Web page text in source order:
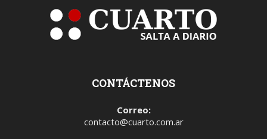
CONTÁCTENOS
Correo:
contacto@cuarto.com.ar